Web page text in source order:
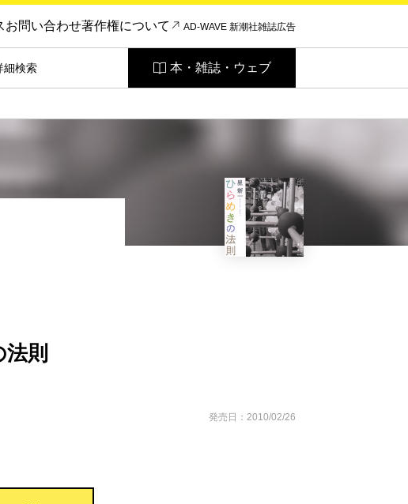
お問い合わせ著作権について AD-WAVE 新潮社雑誌広告
細検索 本・雑誌・ウェブ
則
発売日：2010/02/26